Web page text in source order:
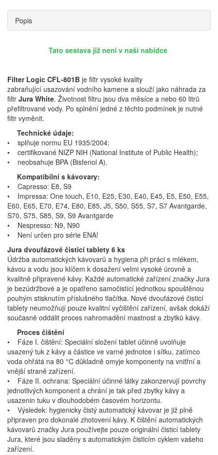
Popis
Tato sestava již není v naší nabídce
Filter Logic CFL-801B je filtr vysoké kvality
zabraňující usazování vodního kamene a slouží jako náhrada za
filtr Jura White. Životnost filtru jsou dva měsíce a nebo 60 litrů
přefiltrované vody. Po splnění jedné z těchto podmínek je nutné
filtr vyměnit.
Technické údaje:
• splňuje normu EU 1935/2004;
• certifikované NIZP NIH (National Institute of Public Health);
• neobsahuje BPA (Bisfenol A).
Kompatibilní s kávovary:
• Capresso: E8, S9
• Impressa: One touch, E10, E25, E30, E40, E45, E5, E50, E55,
E60, E65, E70, E74, E80, E85, J5, S50, S55, S7, S7 Avantgarde,
S70, S75, S85, S9, S9 Avantgarde
• Nespresso: N9, N90
• Není určen pro série ENA!
Jura dvoufázové čisticí tablety 6 ks
Údržba automatických kávovarů a hygiena při práci s mlékem,
kávou a vodu jsou klíčem k dosažení velmi vysoké úrovně a
kvalitně připravené kávy. Každé automatické zařízení značky Jura
je bezúdržbové a je opatřeno samočistící jednotkou spouštěnou
pouhým stisknutím příslušného tlačítka. Nové dvoufázové čisticí
tablety neumožňují pouze kvalitní vyčištění zařízení, avšak dokáží
současně oddálit proces nahromadění mastnost a zbytků kávy.
Proces čištění
• Fáze I. čištění: Speciální složení tablet účinně uvolňuje
usazený tuk z kávy a částice ve varné jednotce i sítku, zatímco
voda ohřátá na 80 °C důkladně omyje komponenty na vnitřní a
vnější straně zařízení.
• Fáze II. ochrana: Speciální účinné látky zakonzervují povrchy
jednotlivých komponent a chrání je tak před zbytky kávy a
usazenin tuku v dlouhodobém časovém horizontu.
• Výsledek: hygienicky čistý automatický kávovar je již plně
připraven pro dokonalé zhotovení kávy. K čištění automatických
kávovarů značky Jura používejte pouze originální čisticí tablety
Jura, které jsou sladěny s automatickým čisticím cyklem vašeho
zařízení.